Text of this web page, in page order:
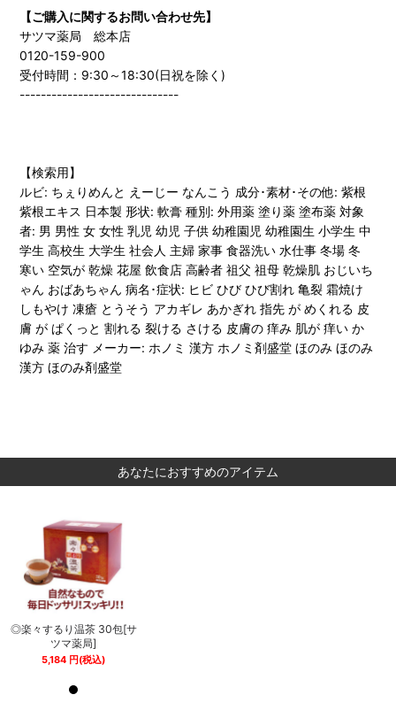
【ご購入に関するお問い合わせ先】
サツマ薬局 総本店
0120-159-900
受付時間：9:30～18:30(日祝を除く)
------------------------------
【検索用】
ルビ: ちぇりめんと えーじー なんこう 成分･素材･その他: 紫根
紫根エキス 日本製 形状: 軟膏 種別: 外用薬 塗り薬 塗布薬 対象
者: 男 男性 女 女性 乳児 幼児 子供 幼稚園児 幼稚園生 小学生 中
学生 高校生 大学生 社会人 主婦 家事 食器洗い 水仕事 冬場 冬
寒い 空気が 乾燥 花屋 飲食店 高齢者 祖父 祖母 乾燥肌 おじいち
ゃん おばあちゃん 病名･症状: ヒビ ひび ひび割れ 亀裂 霜焼け
しもやけ 凍瘡 とうそう アカギレ あかぎれ 指先 が めくれる 皮
膚 が ぱくっと 割れる 裂ける さける 皮膚の 痒み 肌が 痒い か
ゆみ 薬 治す メーカー: ホノミ 漢方 ホノミ剤盛堂 ほのみ ほのみ
漢方 ほのみ剤盛堂
あなたにおすすめのアイテム
◎楽々するり温茶 30包[サ
ツマ薬局]
5,184 円 (税込)